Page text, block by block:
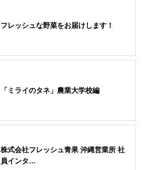
フレッシュな野菜をお届けします！
「ミライのタネ」農業大学校編
株式会社フレッシュ青果 沖縄営業所 社
員インタ…